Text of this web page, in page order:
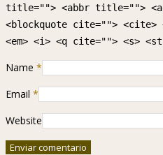
title=""> <abbr title="">
<blockquote cite=""> <cite>
<em> <i> <q cite=""> <s>
Name *
Email *
Website